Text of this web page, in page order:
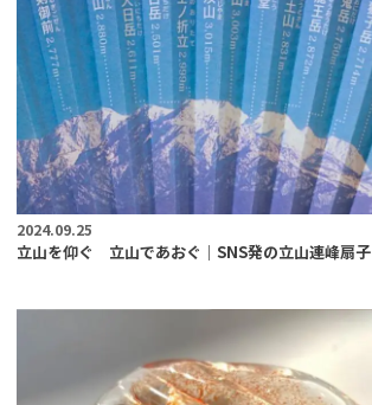
2024.09.25
立山を仰ぐ 立山であおぐ｜SNS発の立山連峰扇子